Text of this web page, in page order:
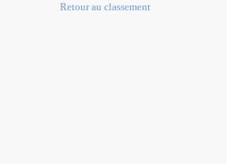
Retour au classement